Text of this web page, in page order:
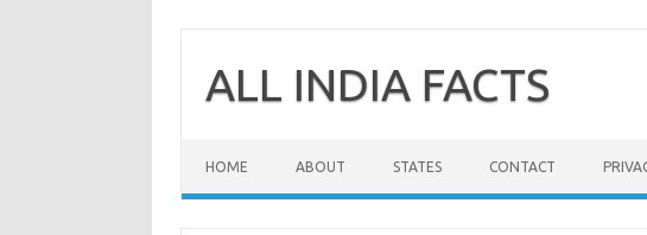
contentALL INDIA FACTS
HOME ABOUT STATES CONTACT